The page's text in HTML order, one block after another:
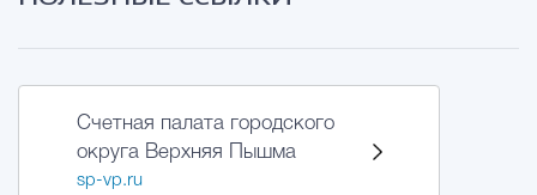
Счетная палата городского
округа Верхняя Пышма
sp-vp.ru